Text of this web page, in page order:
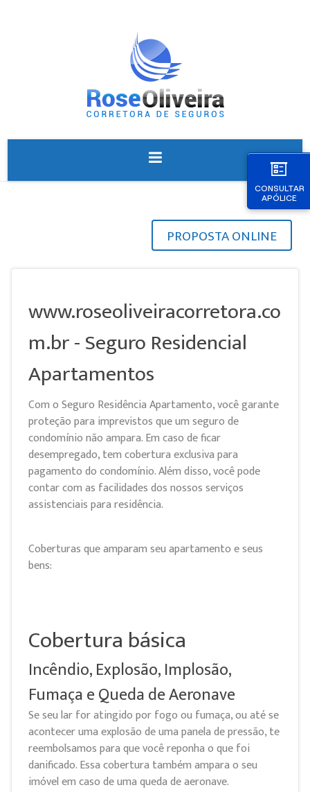
CONSULTAR
APÓLICE
PROPOSTA ONLINE
www.roseoliveiracorretora.co
m.br - Seguro Residencial
Apartamentos
Com o Seguro Residência Apartamento, você garante
proteção para imprevistos que um seguro de
condomínio não ampara. Em caso de ficar
desempregado, tem cobertura exclusiva para
pagamento do condomínio. Além disso, você pode
contar com as facilidades dos nossos serviços
assistenciais para residência.
Coberturas que amparam seu apartamento e seus
bens:
Cobertura básica
Incêndio, Explosão, Implosão,
Fumaça e Queda de Aeronave
Se seu lar for atingido por fogo ou fumaça, ou até se
acontecer uma explosão de uma panela de pressão, te
reembolsamos para que você reponha o que foi
danificado. Essa cobertura também ampara o seu
imóvel em caso de uma queda de aeronave.